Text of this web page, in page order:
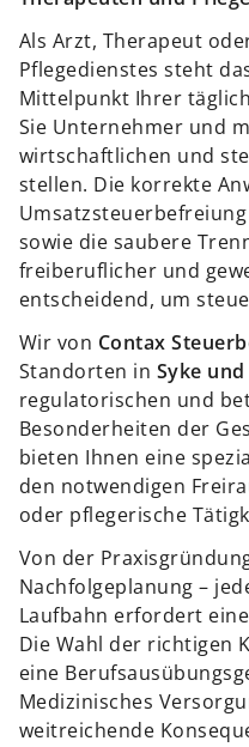
Als Arzt, Therapeut
Pflegedienstes steht
Mittelpunkt Ihrer
Sie Unternehmer und
wirtschaftlichen und
stellen. Die korrekte
sowie die saubere
freiberuflicher und
entscheidend, um
Wir von Contax
Standorten in Syke
regulatorischen und
Besonderheiten der
bieten Ihnen eine
den notwendigen
oder pflegerische
Von der
Nachfolgeplanung –
Laufbahn erfordert
Die Wahl der richtigen
eine
Medizinisches
weitreichende